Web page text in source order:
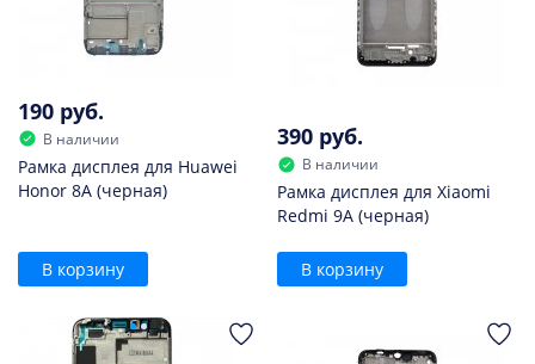
190 руб.
В наличии
Рамка дисплея для Huawei
Honor 8A (черная)
В корзину
390 руб.
В наличии
Рамка дисплея для Xiaomi
Redmi 9A (черная)
В корзину